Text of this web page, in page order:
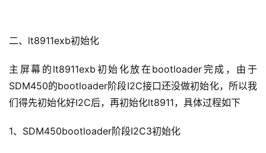
二、lt8911exb初始化
主屏幕的lt8911exb初始化放在bootloader完成，由于
SDM450的bootloader阶段I2C接口还没做初始化，所以我
们得先初始化好I2C后，再初始化lt8911，具体过程如下
1、SDM450bootloader阶段I2C3初始化